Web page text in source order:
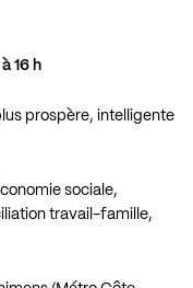
16 h
prospère, intelligente
sociale,
travail-famille,